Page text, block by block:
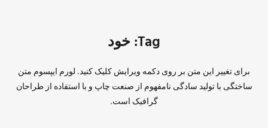
Tag: خود
برای تغییر این متن بر روی دکمه ویرایش کلیک کنید. لورم ایپسوم متن
ساختگی با تولید سادگی نامفهوم از صنعت چاپ و با استفاده از طراحان
گرافیک است.